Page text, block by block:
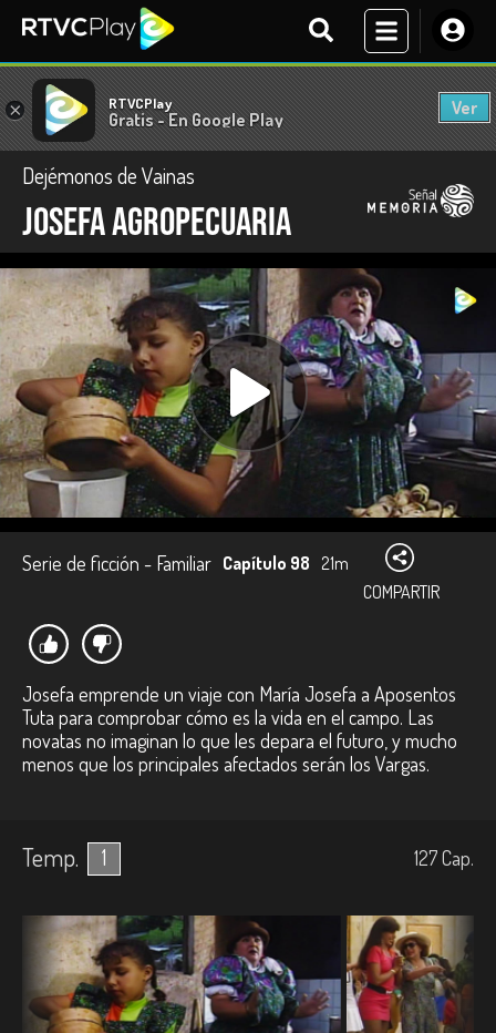
× RTVCPlay
Gratis - En Google Play
Ver
Dejémonos de Vainas
Josefa agropecuaria
Serie de ficción - Familiar Capítulo 98 21m
COMPARTIR
Josefa emprende un viaje con María Josefa a Aposentos
Tuta para comprobar cómo es la vida en el campo. Las
novatas no imaginan lo que les depara el futuro, y mucho
menos que los principales afectados serán los Vargas.
Temp. 1 127Cap.